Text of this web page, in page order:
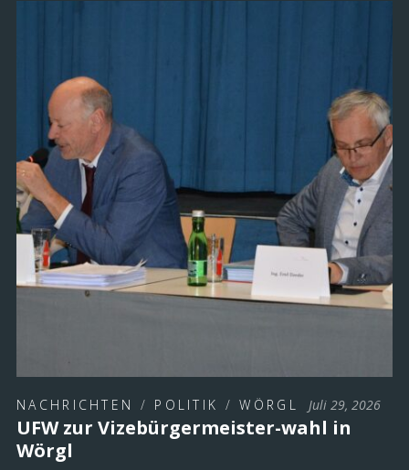
NACHRICHTEN / POLITIK /WÖRGL Juli 29, 2026
UFW zur Vizebürgermeister-wahl in
Wörgl